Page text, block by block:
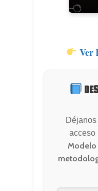
Ver
acceso
Modelo